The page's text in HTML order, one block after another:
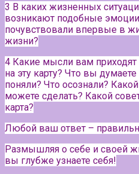
3 В каких жизненных
возникают подобные
почувствовали впервые в
жизни?
4 Какие мысли вам
на эту карту? Что вы
поняли? Что осознали?
можете сделать? Какой
карта?
Любой ваш ответ –
Размышляя о себе и своей
вы глубже узнаете себя!